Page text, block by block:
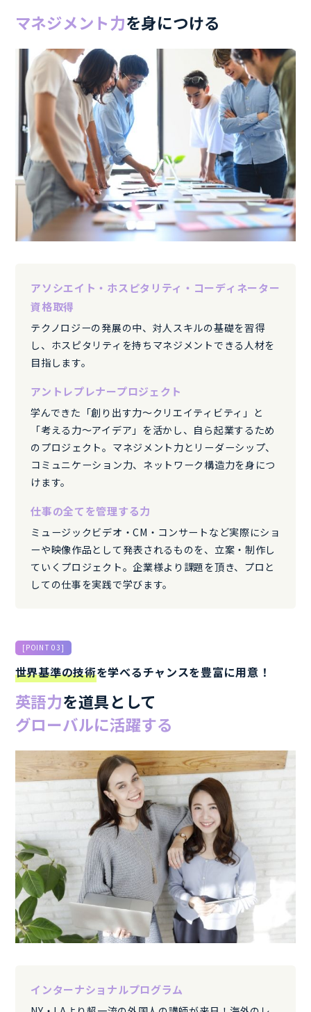
マネジメント力を身につける
アソシエイト・ホスピタリティ・コーディネーター
資格取得
テクノロジーの発展の中、対人スキルの基礎を習得
し、ホスピタリティを持ちマネジメントできる人材を
目指します。
アントレプレナープロジェクト
学んできた「創り出す力〜クリエイティビティ」と
「考える力〜アイデア」を活かし、自ら起業するため
のプロジェクト。マネジメント力とリーダーシップ、
コミュニケーション力、ネットワーク構造力を身につ
けます。
仕事の全てを管理する力
ミュージックビデオ・CM・コンサートなど実際にショ
ーや映像作品として発表されるものを、立案・制作し
ていくプロジェクト。企業様より課題を頂き、プロと
しての仕事を実践で学びます。
[POINT 03]
世界基準の技術を学べるチャンスを豊富に用意！
英語力を道具として
グローバルに活躍する
インターナショナルプログラム